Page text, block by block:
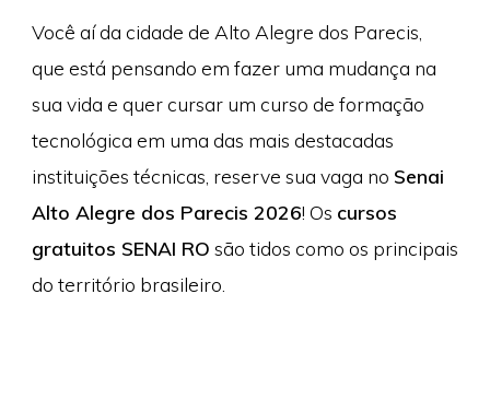
Você aí da cidade de Alto Alegre dos Parecis,
que está pensando em fazer uma mudança na
sua vida e quer cursar um curso de formação
tecnológica em uma das mais destacadas
instituições técnicas, reserve sua vaga no Senai
Alto Alegre dos Parecis 2026! Os cursos
gratuitos SENAI RO são tidos como os principais
do território brasileiro.